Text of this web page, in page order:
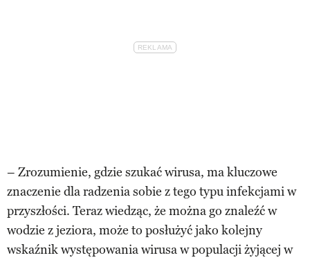
– Zrozumienie, gdzie szukać wirusa, ma kluczowe
znaczenie dla radzenia sobie z tego typu infekcjami w
przyszłości. Teraz wiedząc, że można go znaleźć w
wodzie z jeziora, może to posłużyć jako kolejny
wskaźnik występowania wirusa w populacji żyjącej w